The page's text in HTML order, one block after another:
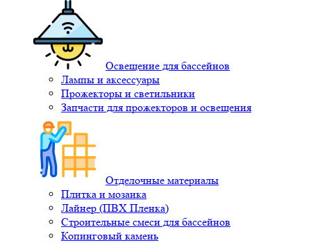
Освещение для бассейнов
Лампы и аксессуары
Прожекторы и светильники
Запчасти для прожекторов и освещения
Отделочные материалы
Плитка и мозаика
Лайнер (ПВХ Пленка)
Строительные смеси для бассейнов
Копинговый камень